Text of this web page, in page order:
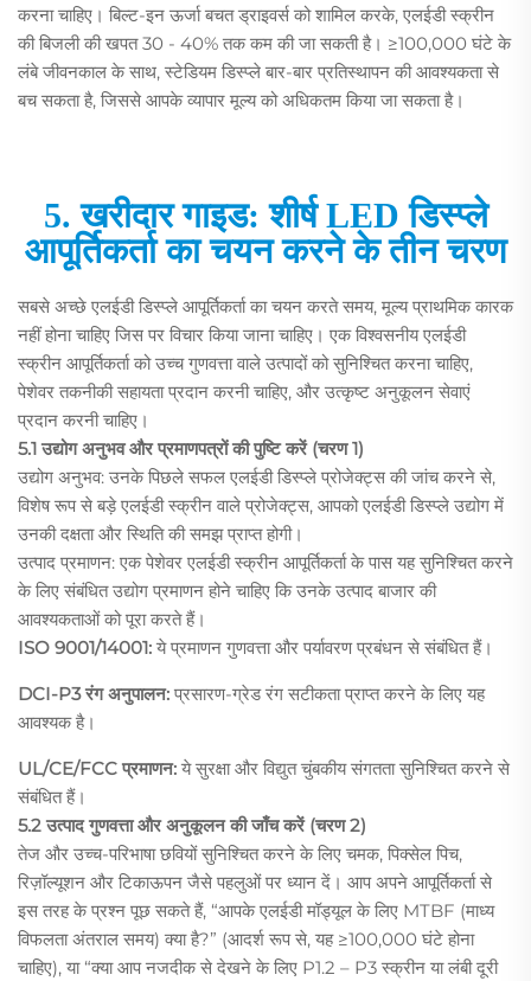
करना चाहिए। बिल्ट-इन ऊर्जा बचत ड्राइवर्स को शामिल करके, एलईडी स्क्रीन
की बिजली की खपत 30 - 40% तक कम की जा सकती है। ≥100,000 घंटे के
लंबे जीवनकाल के साथ, स्टेडियम डिस्प्ले बार-बार प्रतिस्थापन की आवश्यकता से
बच सकता है, जिससे आपके व्यापार मूल्य को अधिकतम किया जा सकता है।
5. खरीदार गाइड: शीर्ष LED डिस्प्ले
आपूर्तिकर्ता का चयन करने के तीन चरण
सबसे अच्छे एलईडी डिस्प्ले आपूर्तिकर्ता का चयन करते समय, मूल्य प्राथमिक कारक
नहीं होना चाहिए जिस पर विचार किया जाना चाहिए। एक विश्वसनीय एलईडी
स्क्रीन आपूर्तिकर्ता को उच्च गुणवत्ता वाले उत्पादों को सुनिश्चित करना चाहिए,
पेशेवर तकनीकी सहायता प्रदान करनी चाहिए, और उत्कृष्ट अनुकूलन सेवाएं
प्रदान करनी चाहिए।
5.1 उद्योग अनुभव और प्रमाणपत्रों की पुष्टि करें (चरण 1)
उद्योग अनुभव: उनके पिछले सफल एलईडी डिस्प्ले प्रोजेक्ट्स की जांच करने से,
विशेष रूप से बड़े एलईडी स्क्रीन वाले प्रोजेक्ट्स, आपको एलईडी डिस्प्ले उद्योग में
उनकी दक्षता और स्थिति की समझ प्राप्त होगी।
उत्पाद प्रमाणन: एक पेशेवर एलईडी स्क्रीन आपूर्तिकर्ता के पास यह सुनिश्चित करने
के लिए संबंधित उद्योग प्रमाणन होने चाहिए कि उनके उत्पाद बाजार की
आवश्यकताओं को पूरा करते हैं।
ISO 9001/14001: ये प्रमाणन गुणवत्ता और पर्यावरण प्रबंधन से संबंधित हैं।
DCI-P3 रंग अनुपालन: प्रसारण-ग्रेड रंग सटीकता प्राप्त करने के लिए यह
आवश्यक है।
UL/CE/FCC प्रमाणन: ये सुरक्षा और विद्युत चुंबकीय संगतता सुनिश्चित करने से
संबंधित हैं।
5.2 उत्पाद गुणवत्ता और अनुकूलन की जाँच करें (चरण 2)
तेज और उच्च-परिभाषा छवियों सुनिश्चित करने के लिए चमक, पिक्सेल पिच,
रिज़ॉल्यूशन और टिकाऊपन जैसे पहलुओं पर ध्यान दें। आप अपने आपूर्तिकर्ता से
इस तरह के प्रश्न पूछ सकते हैं, “आपके एलईडी मॉड्यूल के लिए MTBF (माध्य
विफलता अंतराल समय) क्या है?” (आदर्श रूप से, यह ≥100,000 घंटे होना
चाहिए), या “क्या आप नजदीक से देखने के लिए P1.2 – P3 स्क्रीन या लंबी दूरी